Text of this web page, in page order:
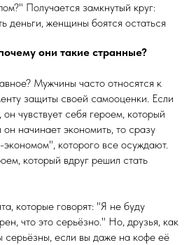
Получается замкнутый круг:
деньги, женщины боятся остаться
они такие странные?
Мужчины часто относятся к
защиты своей самооценки. Если
чувствует себя героем, который
начинает экономить, то сразу
которого все осуждают.
который вдруг решил стать
которые говорят: "Я не буду
что это серьёзно." Но, друзья, как
серьёзны, если вы даже на кофе её